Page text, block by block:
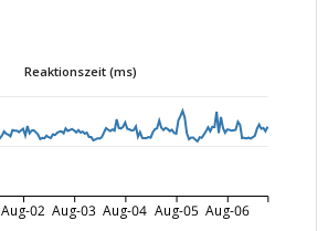
Reaktionszeit (ms)
Aug-02 Aug-03 Aug-04 Aug-05 Aug-06